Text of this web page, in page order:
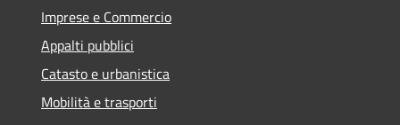
Imprese e Commercio
Appalti pubblici
Catasto e urbanistica
Mobilità e trasporti